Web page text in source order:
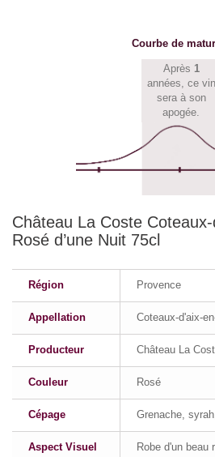
Courbe de
Après 1
années, ce vin
sera à son
apogée.
Château La Coste
Rosé d’une Nuit 75cl
Région Provence
Appellation Coteaux-d'aix-
Producteur Château La
Couleur Rosé
Cépage Grenache,
Aspect Visuel Robe d'un beau